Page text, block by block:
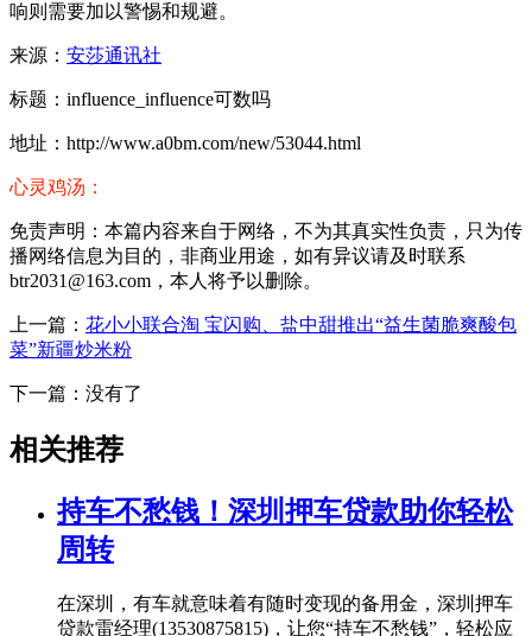
响则需要加以警惕和规避。
来源： 安莎通讯社
标题：influence_influence可数吗
地址：http://www.a0bm.com/new/53044.html
心灵鸡汤：
免责声明：本篇内容来自于网络，不为其真实性负责，只为传
播网络信息为目的，非商业用途，如有异议请及时联系
btr2031@163.com，本人将予以删除。
上一篇： 花小小联合淘 宝闪购、盐中甜推出“益生菌脆爽酸包
菜”新疆炒米粉
下一篇：没有了
相关推荐
持车不愁钱！深圳押车贷款助你轻松
周转
在深圳，有车就意味着有随时变现的备用金，深圳押车
贷款雷经理(13530875815)，让您“持车不愁钱”，轻松应